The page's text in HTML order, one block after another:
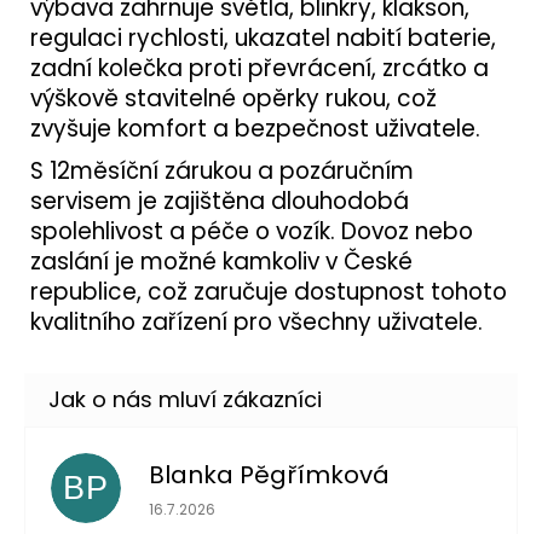
výbava zahrnuje světla, blinkry, klakson,
regulaci rychlosti, ukazatel nabití baterie,
zadní kolečka proti převrácení, zrcátko a
výškově stavitelné opěrky rukou, což
zvyšuje komfort a bezpečnost uživatele.
S 12měsíční zárukou a pozáručním
servisem je zajištěna dlouhodobá
spolehlivost a péče o vozík. Dovoz nebo
zaslání je možné kamkoliv v České
republice, což zaručuje dostupnost tohoto
kvalitního zařízení pro všechny uživatele.
BP Blanka Pěgřímková
Hodnocení obchodu je 5 z 5 hvězdiček.
16.7.2026